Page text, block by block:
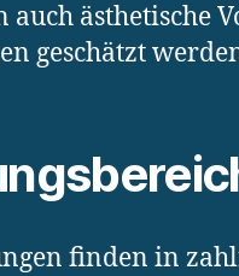
auch ästhetische
geschätzt
finden in